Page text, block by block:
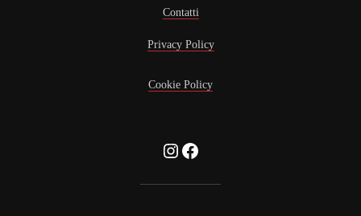
Contatti
Privacy Policy
Cookie Policy
Instagram
Facebook